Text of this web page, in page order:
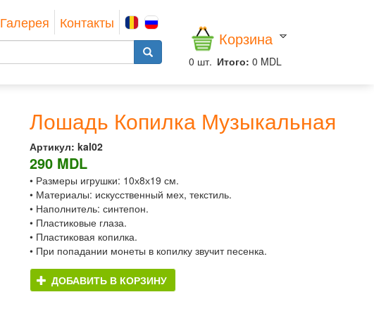
Галерея Контакты
Корзина
0 шт. Итого: 0 MDL
Лошадь Копилка Музыкальная
Артикул: kal02
290 MDL
• Размеры игрушки: 10х8х19 см.
• Материалы: искусственный мех, текстиль.
• Наполнитель: синтепон.
• Пластиковые глаза.
• Пластиковая копилка.
• При попадании монеты в копилку звучит песенка.
ДОБАВИТЬ В КОРЗИНУ